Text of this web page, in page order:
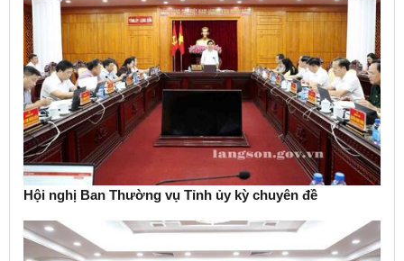
Hội nghị Ban Thường vụ Tỉnh ủy kỳ chuyên đề